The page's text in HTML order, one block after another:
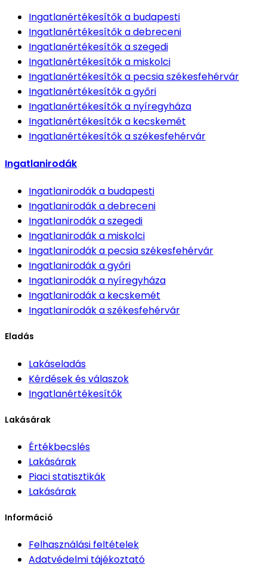
Ingatlanértékesítőka budapesti
Ingatlanértékesítőka debreceni
Ingatlanértékesítőka szegedi
Ingatlanértékesítőka miskolci
Ingatlanértékesítőka pecsia székesfehérvár
Ingatlanértékesítőka győri
Ingatlanértékesítőka nyíregyháza
Ingatlanértékesítőka kecskemét
Ingatlanértékesítőka székesfehérvár
Ingatlanirodák
Ingatlanirodáka budapesti
Ingatlanirodáka debreceni
Ingatlanirodáka szegedi
Ingatlanirodáka miskolci
Ingatlanirodáka pecsia székesfehérvár
Ingatlanirodáka győri
Ingatlanirodáka nyíregyháza
Ingatlanirodáka kecskemét
Ingatlanirodáka székesfehérvár
Eladás
Lakáseladás
Kérdések és válaszok
Ingatlanértékesítők
Lakásárak
Értékbecslés
Lakásárak
Piaci statisztikák
Lakásárak
Információ
Felhasználási feltételek
Adatvédelmi tájékoztató